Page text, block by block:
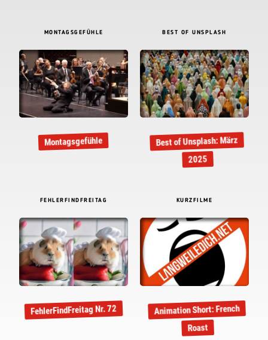
MONTAGSGEFÜHLE
Montagsgefühle
BEST OF UNSPLASH
Best of Unsplash: März
2025
FEHLERFINDFREITAG
FehlerFindFreitag Nr. 72
KURZFILME
Animation Short: French
Roast